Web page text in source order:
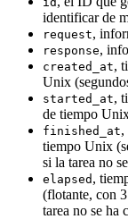
identificar de
request,
response,
created_at,
Unix
started_at,
de tiempo
finished_at,
tiempo Unix
si la tarea no
elapsed ,
(flotante, con
tarea no se ha